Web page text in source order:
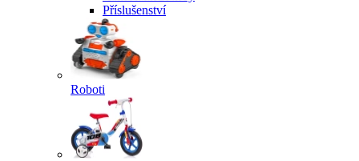
Příslušenství
Roboti